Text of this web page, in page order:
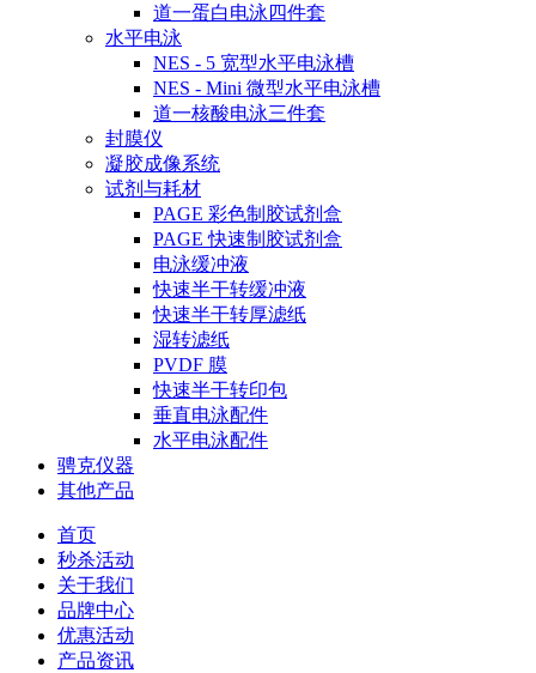
道一蛋白电泳四件套
水平电泳
NES - 5 宽型水平电泳槽
NES - Mini 微型水平电泳槽
道一核酸电泳三件套
封膜仪
凝胶成像系统
试剂与耗材
PAGE 彩色制胶试剂盒
PAGE 快速制胶试剂盒
电泳缓冲液
快速半干转缓冲液
快速半干转厚滤纸
湿转滤纸
PVDF 膜
快速半干转印包
垂直电泳配件
水平电泳配件
骋克仪器
其他产品
首页
秒杀活动
关于我们
品牌中心
优惠活动
产品资讯